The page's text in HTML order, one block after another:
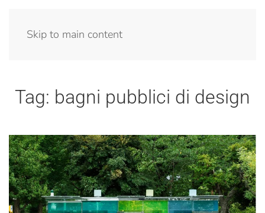
Skip to main content
Tag: bagni pubblici di design